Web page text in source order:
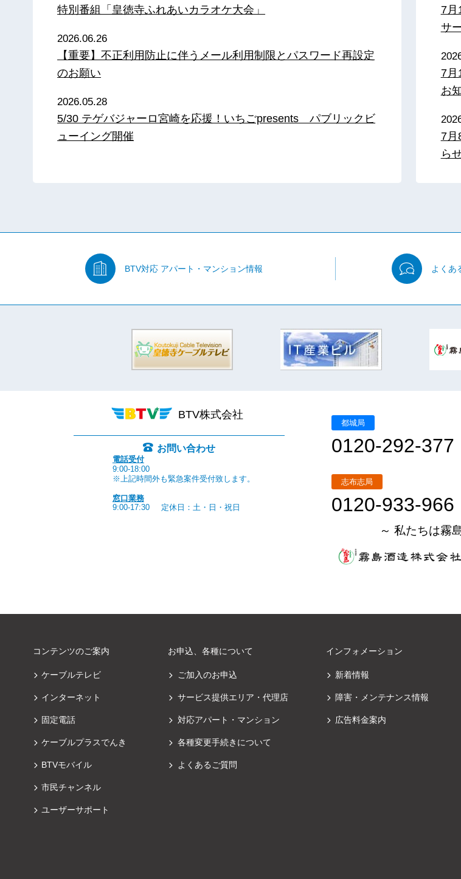
特別番組「皇徳寺ふれあいカラオケ大会」
2026.06.26
【重要】不正利用防止に伴うメール利用制限とパスワード再設定
のお願い
2026.05.28
5/30 テゲバジャーロ宮崎を応援！いちごpresents パブリックビ
ューイング開催
7月
サ
7月
お
7月
ら
BTV対応 アパート・マンション情報 よくあ
BTV株式会社
お問い合わせ
電話受付
9:00-18:00
※上記時間外も緊急案件受付致します。
窓口業務
9:00-17:30
定休日：土・日・祝日
都城局
0120-292-377
志布志局
0120-933-966
～ 私たちは霧
コンテンツのご案内
ケーブルテレビ
インターネット
固定電話
ケーブルプラスでんき
BTVモバイル
市民チャンネル
ユーザーサポート
お申込、各種について
ご加入のお申込
サービス提供エリア・代理店
対応アパート・マンション
各種変更手続きについて
よくあるご質問
インフォメーション
新着情報
障害・メンテナンス情報
広告料金案内